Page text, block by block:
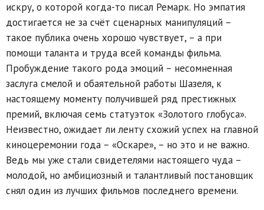
искру, о которой когда-то писал Ремарк. Но эмпатия
достигается не за счёт сценарных манипуляций –
такое публика очень хорошо чувствует, – а при
помощи таланта и труда всей команды фильма.
Пробуждение такого рода эмоций – несомненная
заслуга смелой и обаятельной работы Шазеля, к
настоящему моменту получившей ряд престижных
премий, включая семь статуэток «Золотого глобуса».
Неизвестно, ожидает ли ленту схожий успех на главной
киноцеремонии года – «Оскаре», – но это и не важно.
Ведь мы уже стали свидетелями настоящего чуда –
молодой, но амбициозный и талантливый постановщик
снял один из лучших фильмов последнего времени.